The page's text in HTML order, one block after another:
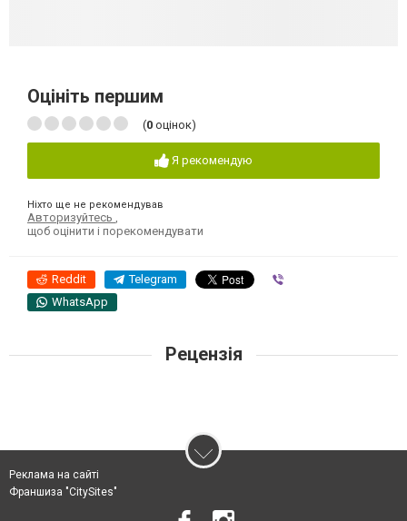
Оцініть першим
(0 оцінок)
Я рекомендую
Ніхто ще не рекомендував
Авторизуйтесь ,
щоб оцінити і порекомендувати
Reddit Telegram
WhatsApp
Рецензія
Реклама на сайті
Франшиза "CitySites"